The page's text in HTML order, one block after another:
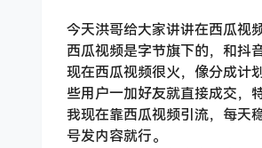
今天洪哥给大家讲讲在西瓜视
西瓜视频是字节旗下的，和抖
现在西瓜视频很火，像分成计
些用户一加好友就直接成交，
我现在靠西瓜视频引流，每天
号发内容就行。